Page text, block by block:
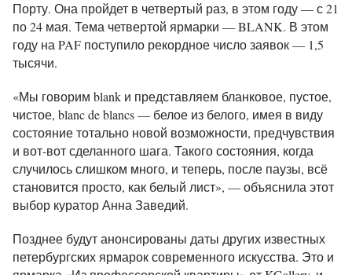
Порту. Она пройдет в четвертый раз, в этом году — с 21
по 24 мая. Тема четвертой ярмарки — BLANK. В этом
году на PAF поступило рекордное число заявок — 1,5
тысячи.
«Мы говорим blank и представляем бланковое, пустое,
чистое, blanc de blancs — белое из белого, имея в виду
состояние тотально новой возможности, предчувствия
и вот-вот сделанного шага. Такого состояния, когда
случилось слишком много, и теперь, после паузы, всё
становится просто, как белый лист», — объяснила этот
выбор куратор Анна Заведий.
Позднее будут анонсированы даты других известных
петербургских ярмарок современного искусства. Это и